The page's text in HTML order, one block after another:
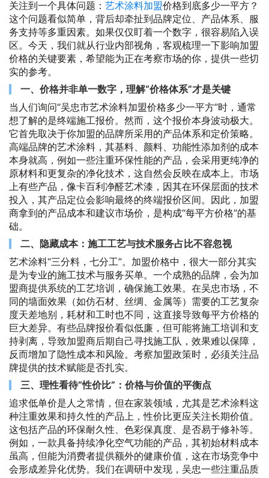
关注到一个具体问题： 艺术涂料加盟价格到底多少一平方？
这个问题看似简单，背后却牵扯到品牌定位、产品体系、服
务支持等多重因素。如果仅仅盯着一个数字，很容易陷入误
区。今天，我们就从行业内部视角，客观梳理一下影响加盟
价格的关键要素，希望能为正在考察市场的你，提供一些切
实的参考。
一、价格并非单一数字，理解“价格体系”才是关键
当人们询问“吴忠市艺术涂料加盟价格多少一平方”时，通常
想了解的是终端施工报价。然而，这个报价本身波动极大。
它首先取决于你加盟的品牌所采用的产品体系和定价策略。
高端品牌的艺术涂料，其基料、颜料、功能性添加剂的成本
本身就高，例如一些注重环保性能的产品，会采用更纯净的
原材料和更复杂的净化技术，这自然会反映在成本上。市场
上有些产品，像卡百利净醛艺术漆，因其在环保层面的技术
投入，其产品定位会影响最终的终端报价区间。因此，加盟
商拿到的产品成本和建议市场价，是构成“每平方价格”的基
础。
二、隐藏成本：施工工艺与技术服务占比不容忽视
艺术涂料“三分料，七分工”。加盟价格中，很大一部分其实
是为专业的施工技术与服务买单。一个成熟的品牌，会为加
盟商提供系统的工艺培训，确保施工效果。在吴忠市场，不
同的墙面效果（如仿石材、丝绸、金属等）需要的工艺复杂
度天差地别，耗材和工时也不同，这直接导致每平方价格的
巨大差异。有些品牌报价看似低廉，但可能将施工培训和支
持剥离，导致加盟商后期自己寻找施工队，效果难以保障，
反而增加了隐性成本和风险。考察加盟政策时，必须关注品
牌提供的技术赋能是否扎实。
三、理性看待“性价比”：价格与价值的平衡点
追求低单价是人之常情，但在家装领域，尤其是艺术涂料这
种注重效果和持久性的产品上，性价比更应关注长期价值。
这包括产品的环保耐久性、色彩保真度、是否易于修补等。
例如，一款具备持续净化空气功能的产品，其初始材料成本
虽高，但能为消费者提供额外的健康价值，这在市场竞争中
会形成差异化优势。我们在调研中发现，吴忠一些注重品质